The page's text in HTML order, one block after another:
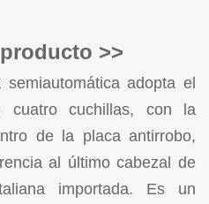
>>
adopta el
cuatro cuchillas, con la
de la placa antirrobo,
al último cabezal de
importada. Es un